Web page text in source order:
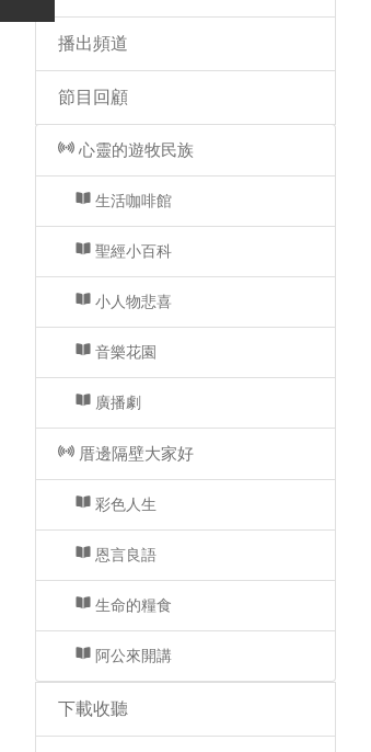
播出頻道
節目回顧
心靈的遊牧民族
生活咖啡館
聖經小百科
小人物悲喜
音樂花園
廣播劇
厝邊隔壁大家好
彩色人生
恩言良語
生命的糧食
阿公來開講
下載收聽